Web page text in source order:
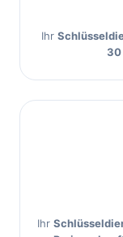
Ihr
30
Ihr